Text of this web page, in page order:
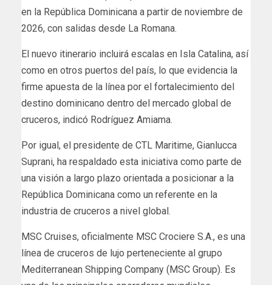
en la República Dominicana a partir de noviembre de
2026, con salidas desde La Romana.
El nuevo itinerario incluirá escalas en Isla Catalina, así
como en otros puertos del país, lo que evidencia la
firme apuesta de la línea por el fortalecimiento del
destino dominicano dentro del mercado global de
cruceros, indicó Rodríguez Amiama.
Por igual, el presidente de CTL Maritime, Gianlucca
Suprani, ha respaldado esta iniciativa como parte de
una visión a largo plazo orientada a posicionar a la
República Dominicana como un referente en la
industria de cruceros a nivel global.
MSC Cruises, oficialmente MSC Crociere S.A., es una
línea de cruceros de lujo perteneciente al grupo
Mediterranean Shipping Company (MSC Group). Es